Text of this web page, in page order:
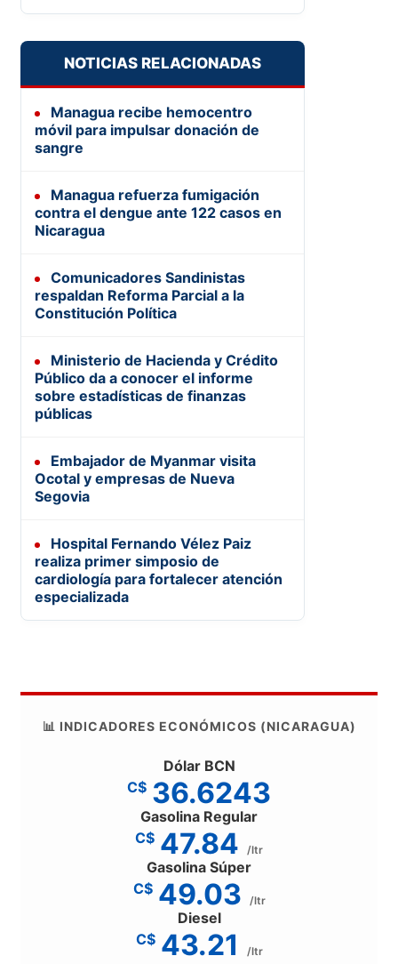
NOTICIAS RELACIONADAS
Managua recibe hemocentro
móvil para impulsar donación de
sangre
Managua refuerza fumigación
contra el dengue ante 122 casos en
Nicaragua
Comunicadores Sandinistas
respaldan Reforma Parcial a la
Constitución Política
Ministerio de Hacienda y Crédito
Público da a conocer el informe
sobre estadísticas de finanzas
públicas
Embajador de Myanmar visita
Ocotal y empresas de Nueva
Segovia
Hospital Fernando Vélez Paiz
realiza primer simposio de
cardiología para fortalecer atención
especializada
📊 INDICADORES ECONÓMICOS (NICARAGUA)
Dólar BCN
C$ 36.6243
Gasolina Regular
C$ 47.84 /ltr
Gasolina Súper
C$ 49.03 /ltr
Diesel
C$ 43.21 /ltr